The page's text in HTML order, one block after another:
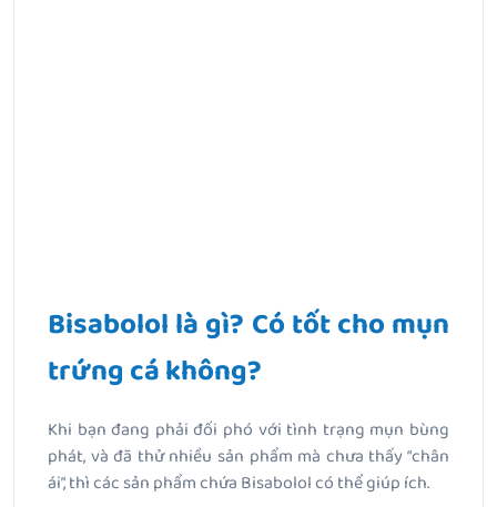
Bisabolol là gì? Có tốt cho mụn
trứng cá không?
Khi bạn đang phải đối phó với tình trạng mụn bùng
phát, và đã thử nhiều sản phẩm mà chưa thấy “chân
ái”, thì các sản phẩm chứa Bisabolol có thể giúp ích.